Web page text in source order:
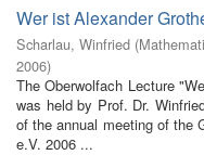
Wer ist Alexander
Scharlau, Winfried (
2006)
The Oberwolfach Lecture
was held by Prof. Dr.
of the annual meeting of the
e.V. 2006 ...